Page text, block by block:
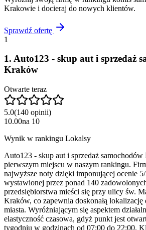
Krakowie i docieraj do nowych klientów.
Sprawdź ofertę
1
1. Auto123 - skup aut i sprzedaż
Kraków
Otwarte teraz
5.0(140 opinii)
10.00na 10
Wynik w rankingu Lokalsy
Auto123 - skup aut i sprzedaż
pierwszym miejscu w naszym rankingu.
najwyższe noty dzięki imponującej ocenie
wystawionej przez ponad 140
przedsiębiorstwa mieści się przy ulicy św.
Kraków, co zapewnia doskonałą lokalizację
miasta. Wyróżniającym się aspektem
elastyczność czasowa, gdyż punkt jest
tygodniu w godzinach od 07:00 do 22:00.